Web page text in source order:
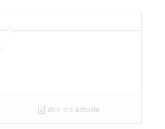
Voir les détails